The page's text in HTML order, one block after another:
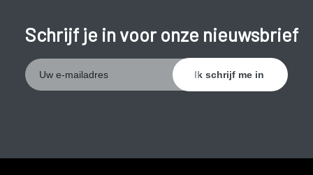
Sommige mensen krijgen enkel klachten tijdens een
zomervakantie met zeer veel zonneschijn, anderen hebben
Schrijf je in voor onze nieuwsbrief